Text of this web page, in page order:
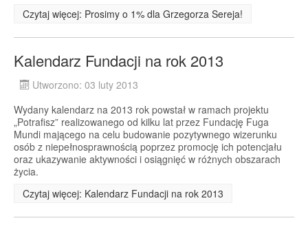
Czytaj więcej: Prosimy o 1% dla Grzegorza Sereja!
Kalendarz Fundacji na rok 2013
Utworzono: 03 luty 2013
Wydany kalendarz na 2013 rok powstał w ramach projektu
„Potrafisz” realizowanego od kilku lat przez Fundację Fuga
Mundi mającego na celu budowanie pozytywnego wizerunku
osób z niepełnosprawnością poprzez promocję ich potencjału
oraz ukazywanie aktywności i osiągnięć w różnych obszarach
życia.
Czytaj więcej: Kalendarz Fundacji na rok 2013